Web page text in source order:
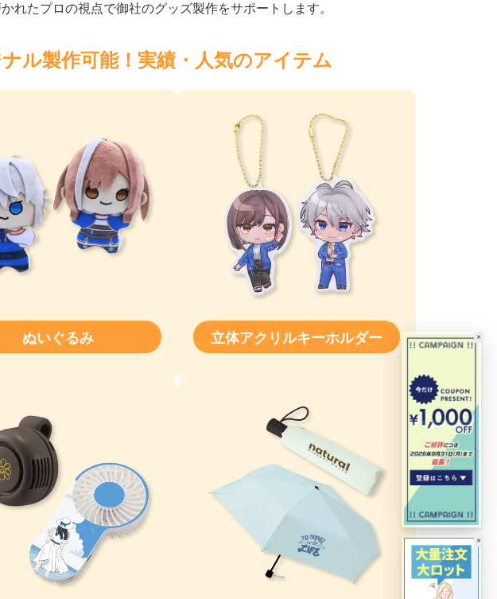
れたプロの視点で御社のグッズ製作をサポートします。
ル製作可能！実績・人気のアイテム
ぬいぐるみ 立体アクリルキーホルダー ×
×